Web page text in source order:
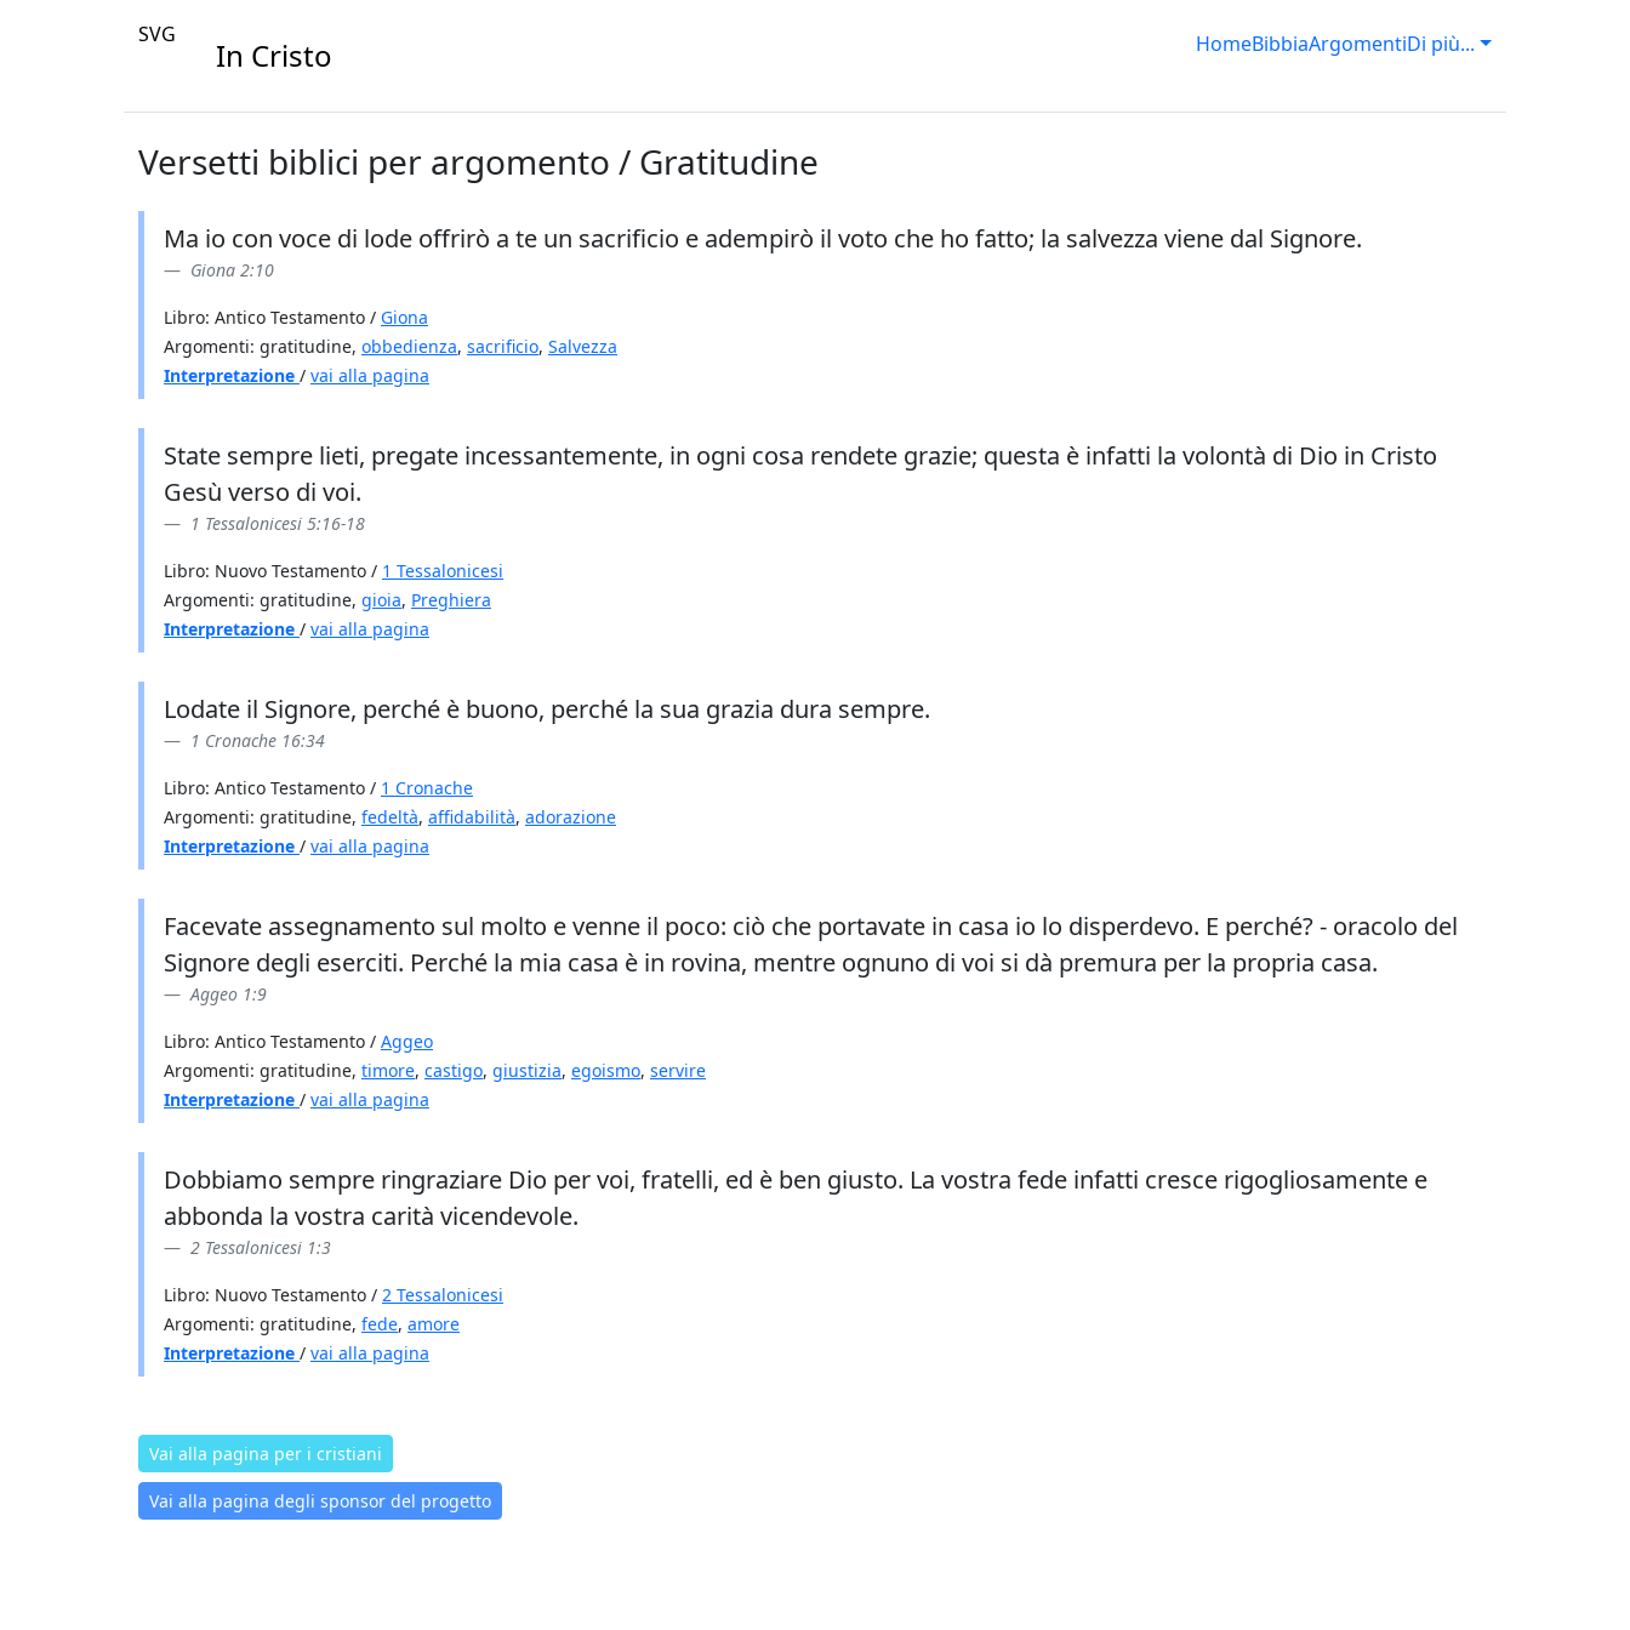
SVG
In Cristo HomeBibbiaArgomentiDi più...
Versetti biblici per argomento / Gratitudine
Ma io con voce di lode offrirò a te un sacrificio e adempirò il voto che ho fatto; la salvezza viene dal Signore.
Giona 2:10
Libro: Antico Testamento / Giona
Argomenti: gratitudine, obbedienza, sacrificio, Salvezza
Interpretazione / vai alla pagina
State sempre lieti, pregate incessantemente, in ogni cosa rendete grazie; questa è infatti la volontà di Dio in Cristo
Gesù verso di voi.
1 Tessalonicesi 5:16-18
Libro: Nuovo Testamento / 1 Tessalonicesi
Argomenti: gratitudine, gioia, Preghiera
Interpretazione / vai alla pagina
Lodate il Signore, perché è buono, perché la sua grazia dura sempre.
1 Cronache 16:34
Libro: Antico Testamento / 1 Cronache
Argomenti: gratitudine, fedeltà, affidabilità, adorazione
Interpretazione / vai alla pagina
Facevate assegnamento sul molto e venne il poco: ciò che portavate in casa io lo disperdevo. E perché? - oracolo del
Signore degli eserciti. Perché la mia casa è in rovina, mentre ognuno di voi si dà premura per la propria casa.
Aggeo 1:9
Libro: Antico Testamento / Aggeo
Argomenti: gratitudine, timore, castigo, giustizia, egoismo, servire
Interpretazione / vai alla pagina
Dobbiamo sempre ringraziare Dio per voi, fratelli, ed è ben giusto. La vostra fede infatti cresce rigogliosamente e
abbonda la vostra carità vicendevole.
2 Tessalonicesi 1:3
Libro: Nuovo Testamento / 2 Tessalonicesi
Argomenti: gratitudine, fede, amore
Interpretazione / vai alla pagina
Vai alla pagina per i cristiani
Vai alla pagina degli sponsor del progetto